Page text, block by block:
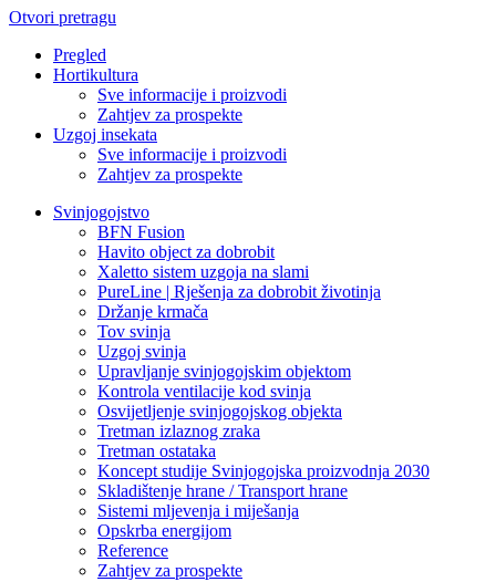
Otvori pretragu
Pregled
Hortikultura
Sve informacije i proizvodi
Zahtjev za prospekte
Uzgoj insekata
Sve informacije i proizvodi
Zahtjev za prospekte
Svinjogojstvo
BFN Fusion
Havito object za dobrobit
Xaletto sistem uzgoja na slami
PureLine | Rješenja za dobrobit životinja
Držanje krmača
Tov svinja
Uzgoj svinja
Upravljanje svinjogojskim objektom
Kontrola ventilacije kod svinja
Osvijetljenje svinjogojskog objekta
Tretman izlaznog zraka
Tretman ostataka
Koncept studije Svinjogojska proizvodnja 2030
Skladištenje hrane / Transport hrane
Sistemi mljevenja i miješanja
Opskrba energijom
Reference
Zahtjev za prospekte